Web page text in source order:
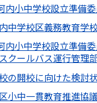
内小中学校設立準備
内中学校区義務教育学
内小中学校設立準備
クールバス運行管理部
の開校に向けた検討
小中一貫教育推進協